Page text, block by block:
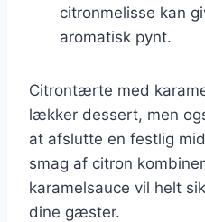
citronmelisse kan
aromatisk pynt.
Citrontærte med
lækker dessert, men
at afslutte en festlig
smag af citron
karamelsauce vil helt
dine gæster.